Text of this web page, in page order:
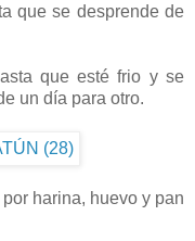
que se desprende de
que esté frio y se
un día para otro.
harina, huevo y pan